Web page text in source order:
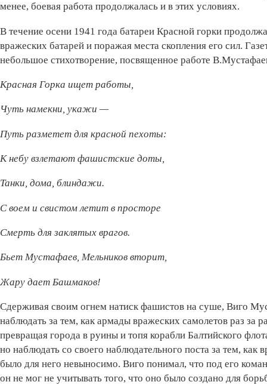
менее, боевая работа продолжалась и в этих условиях.
В течение осени 1941 года батареи Красной горки
вражеских батарей и поражая места скопления его сил.
небольшое стихотворение, посвященное работе
Красная Горка ищет работы,
Чуть намекни, укажи —
Путь разметет для красной пехоты:
К небу взлетают фашистские доты,
Танки, дома, блиндажи.
С воем и свистом летит в просторе
Смерть для заклятых врагов.
Бьет Мустафаев, Мельников вторит,
Жару дает Башмаков!
Сдерживая своим огнем натиск фашистов на суше, Виго
наблюдать за тем, как армады вражеских самолетов раз за
превращая города в руины и топя корабли Балтийского
но наблюдать со своего наблюдательного поста за тем,
было для него невыносимо. Виго понимал, что под его
он не мог не учитывать того, что оно было создано для